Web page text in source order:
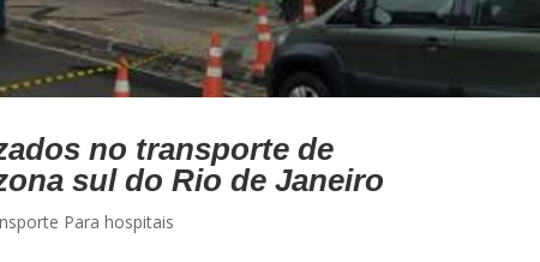
no transporte de
sul do Rio de Janeiro
Para hospitais